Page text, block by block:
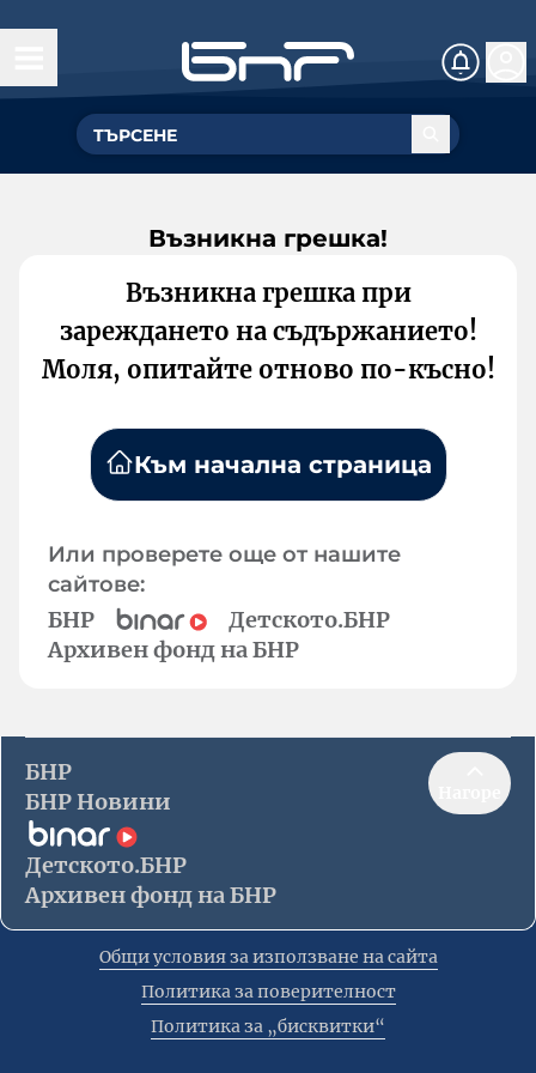
Възникна грешка!
Възникна грешка при
зареждането на съдържанието!
Моля, опитайте отново по-късно!
Към начална страница
Или проверете още от нашите
сайтове:
БНР
Детското.БНР
Архивен фонд на БНР
БНР
БНР Новини
Детското.БНР
Архивен фонд на БНР
Общи условия за използване на сайта
Политика за поверителност
Политика за „бисквитки“